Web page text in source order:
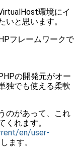
環境にイ
いと思います。
フレームワークで
の開発元がオー
独でも使える柔軟
のがあって、これ
くれます。
en/user-
ます。